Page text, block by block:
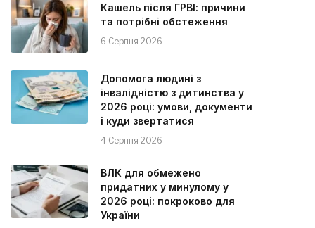
Кашель після ГРВІ: причини
та потрібні обстеження
6 Серпня 2026
Допомога людині з
інвалідністю з дитинства у
2026 році: умови, документи
і куди звертатися
4 Серпня 2026
ВЛК для обмежено
придатних у минулому у
2026 році: покроково для
України